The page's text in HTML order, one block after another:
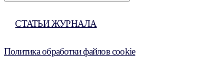
СТАТЬИ ЖУРНАЛА
Политика обработки файлов cookie